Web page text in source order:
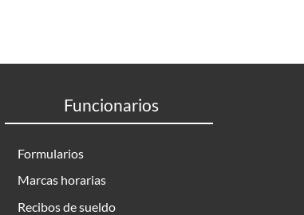
Funcionarios
Formularios
Marcas horarias
Recibos de sueldo